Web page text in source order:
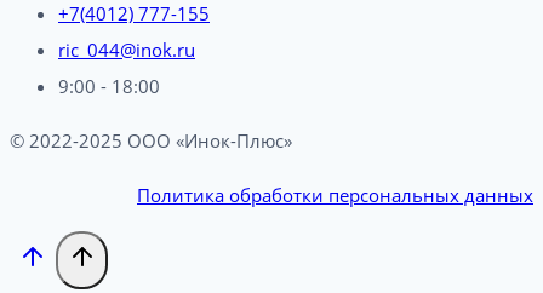
+7(4012) 777-155
ric_044@inok.ru
9:00 - 18:00
© 2022-2025 ООО «Инок-Плюс»
Политика обработки персональных данных